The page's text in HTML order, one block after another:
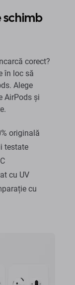
schimb
corect?
în loc să
Alege
AirPods și
originală
testate
cu UV
cu